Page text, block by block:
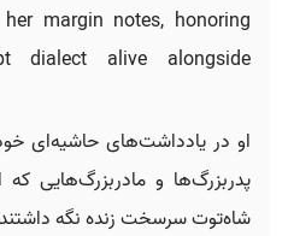
margin notes, honoring
dialect alive alongside
او در یادداشت‌های حاشیه‌ای
پدربزرگ‌ها و مادربزرگ‌هایی
شاه‌توت سرسخت زنده نگه